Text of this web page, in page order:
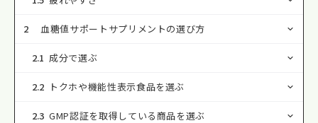
2 血糖値サポートサプリメントの選び方
2.1 成分で選ぶ
2.2 トクホや機能性表示食品を選ぶ
2.3 GMP認証を取得している商品を選ぶ